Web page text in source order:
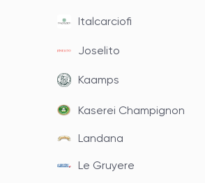
Italcarciofi
Joselito
Kaamps
Kaserei Champignon
Landana
Le Gruyere